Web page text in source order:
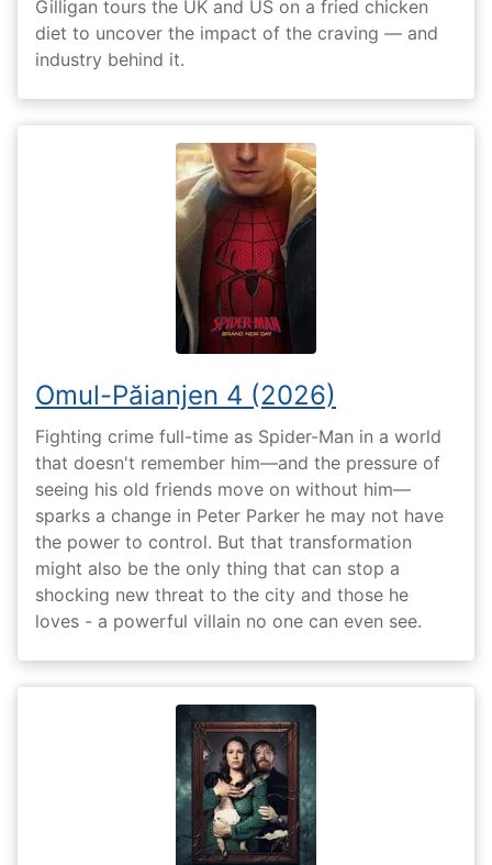
Gilligan tours the UK and US on a fried chicken
diet to uncover the impact of the craving — and
industry behind it.
Omul-Păianjen 4 (2026)
Fighting crime full-time as Spider-Man in a world
that doesn't remember him—and the pressure of
seeing his old friends move on without him—
sparks a change in Peter Parker he may not have
the power to control. But that transformation
might also be the only thing that can stop a
shocking new threat to the city and those he
loves - a powerful villain no one can even see.